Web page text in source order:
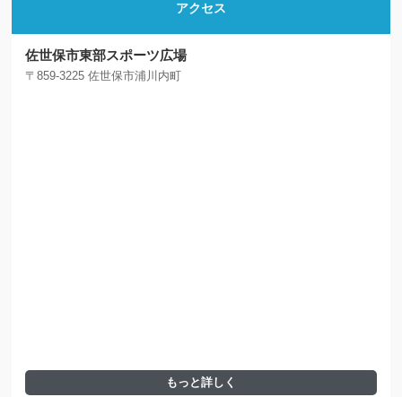
アクセス
佐世保市東部スポーツ広場
〒859-3225 佐世保市浦川内町
もっと詳しく